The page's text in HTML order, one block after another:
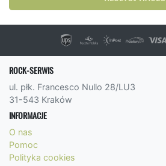
ROCK-SERWIS
ul. płk. Francesco Nullo 28/LU3
31-543 Kraków
INFORMACJE
O nas
Pomoc
Polityka cookies